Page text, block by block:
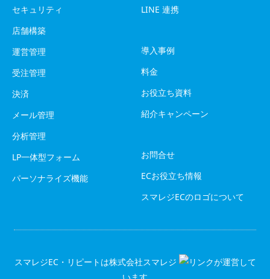
セキュリティ
店舗構築
運営管理
受注管理
決済
メール管理
分析管理
LP一体型フォーム
パーソナライズ機能
LINE 連携
導入事例
料金
お役立ち資料
紹介キャンペーン
お問合せ
ECお役立ち情報
スマレジECのロゴについて
スマレジEC・リピートは株式会社スマレジ
が運営して